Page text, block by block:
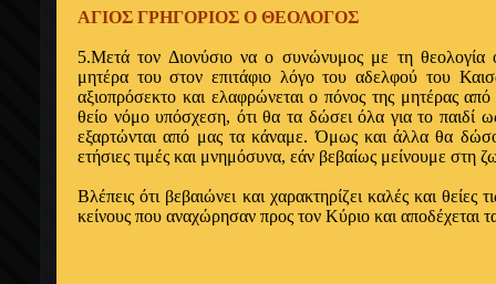
ΑΓΙΟΣ ΓΡΗΓΟΡΙΟΣ Ο ΘΕΟΛΟΓΟΣ
5.Μετά τον Διονύσιο να ο συνώνυμος με τη θεολογία
μητέρα του στον επιτάφιο λόγο του αδελφού του
αξιοπρόσεκτο και ελαφρώνεται ο πόνος της μητέρας
θείο νόμο υπόσχεση, ότι θα τα δώσει όλα για το παιδί
εξαρτώνται από μας τα κάναμε. Όμως και άλλα θα
ετήσιες τιμές και μνημόσυνα, εάν βεβαίως μείνουμε στη
Βλέπεις ότι βεβαιώνει και χαρακτηρίζει κα­λές και θείες
κεί­νους που αναχώρησαν προς τον Κύριο και απο­δέχεται